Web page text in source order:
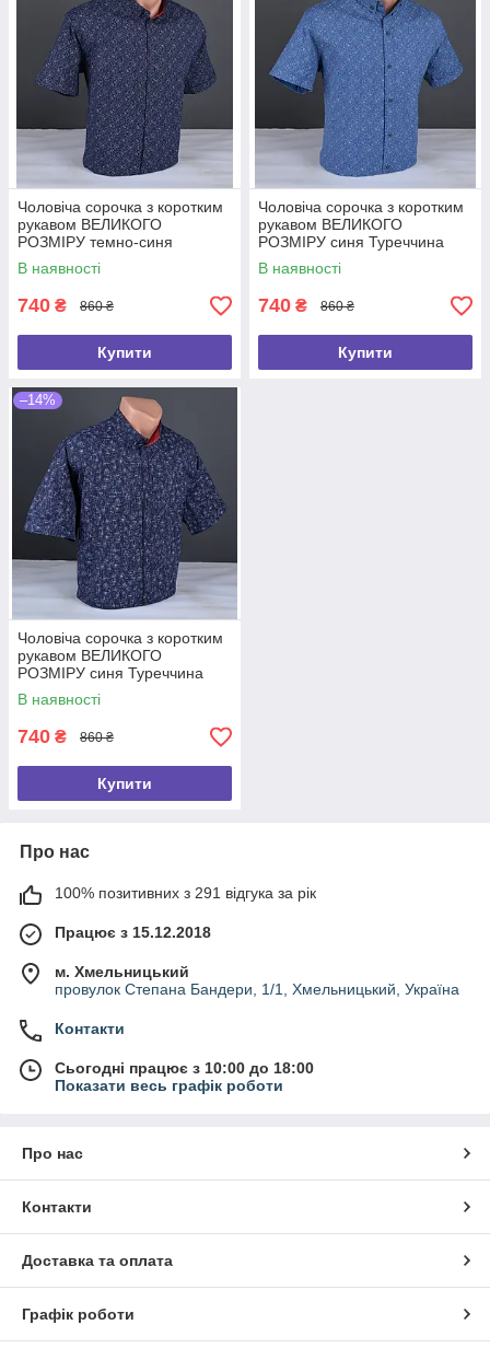
Чоловіча сорочка з коротким
рукавом ВЕЛИКОГО
РОЗМІРУ темно-синя
Туреччина 5102 Б
В наявності
740 ₴ 860 ₴
Купити
Чоловіча сорочка з коротким
рукавом ВЕЛИКОГО
РОЗМІРУ синя Туреччина
5104 Б
В наявності
740 ₴ 860 ₴
Купити
–14%
Чоловіча сорочка з коротким
рукавом ВЕЛИКОГО
РОЗМІРУ синя Туреччина
5099 Б
В наявності
740 ₴ 860 ₴
Купити
Про нас
100% позитивних з 291 відгука за рік
Працює з 15.12.2018
м. Хмельницький
провулок Степана Бандери, 1/1, Хмельницький, Україна
Контакти
Сьогодні працює з 10:00 до 18:00
Показати весь графік роботи
Про нас
Контакти
Доставка та оплата
Графік роботи